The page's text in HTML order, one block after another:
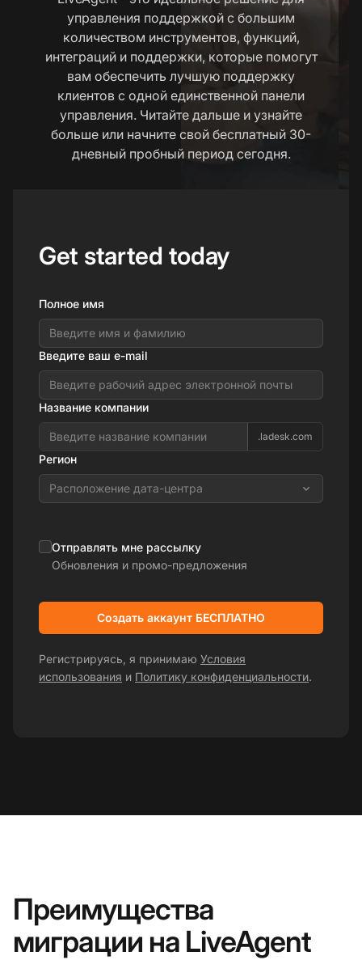
управления поддержкой с большим
количеством инструментов, функций,
интеграций и поддержки, которые помогут
вам обеспечить лучшую поддержку
клиентов с одной единственной панели
управления. Читайте дальше и узнайте
больше или начните свой бесплатный 30-
дневный пробный период сегодня.
Get started today
Полное имя
Введите ваш e-mail
Название компании
.ladesk.com
Регион
Расположение дата-центра
Отправлять мне рассылку
Обновления и промо-предложения
Создать аккаунт БЕСПЛАТНО
Регистрируясь, я принимаю Условия
использования и Политику конфиденциальности.
Преимущества
миграции на LiveAgent